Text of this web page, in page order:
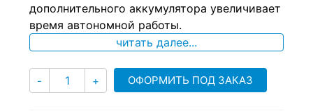
дополнительного аккумулятора увеличивает
время автономной работы.
читать далее...
- Количество
+ ОФОРМИТЬ ПОД ЗАКАЗ